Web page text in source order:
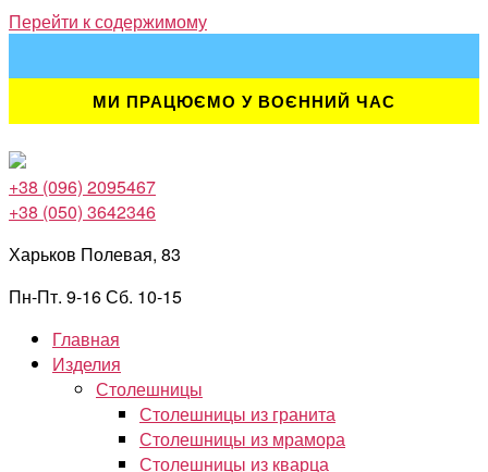
Перейти к содержимому
МИ ПРАЦЮЄМО У ВОЄННИЙ ЧАС
+38 (096) 2095467
+38 (050) 3642346
Харьков Полевая, 83
Пн-Пт. 9-16 Сб. 10-15
Главная
Изделия
Столешницы
Столешницы из гранита
Столешницы из мрамора
Столешницы из кварца